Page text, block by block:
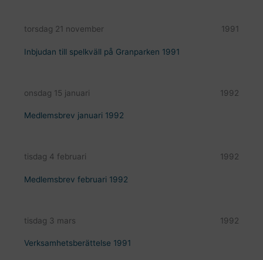
torsdag 21 november 1991
Inbjudan till spelkväll på Granparken 1991
onsdag 15 januari 1992
Medlemsbrev januari 1992
tisdag 4 februari 1992
Medlemsbrev februari 1992
tisdag 3 mars 1992
Verksamhetsberättelse 1991